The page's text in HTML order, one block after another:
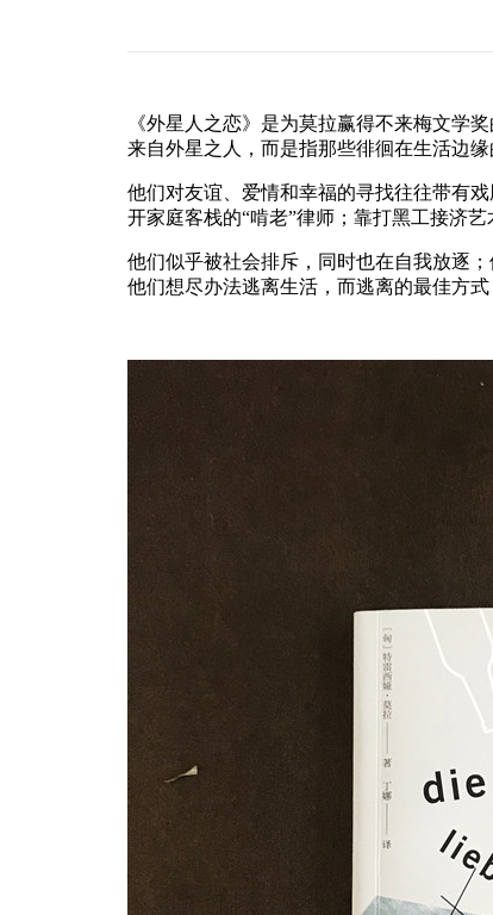
《外星人之恋》是为莫拉赢得不来梅文学
来自外星之人，而是指那些徘徊在生活边
他们对友谊、爱情和幸福的寻找往往带有
开家庭客栈的“啃老”律师；靠打黑工接济
他们似乎被社会排斥，同时也在自我放逐
他们想尽办法逃离生活，而逃离的最佳方